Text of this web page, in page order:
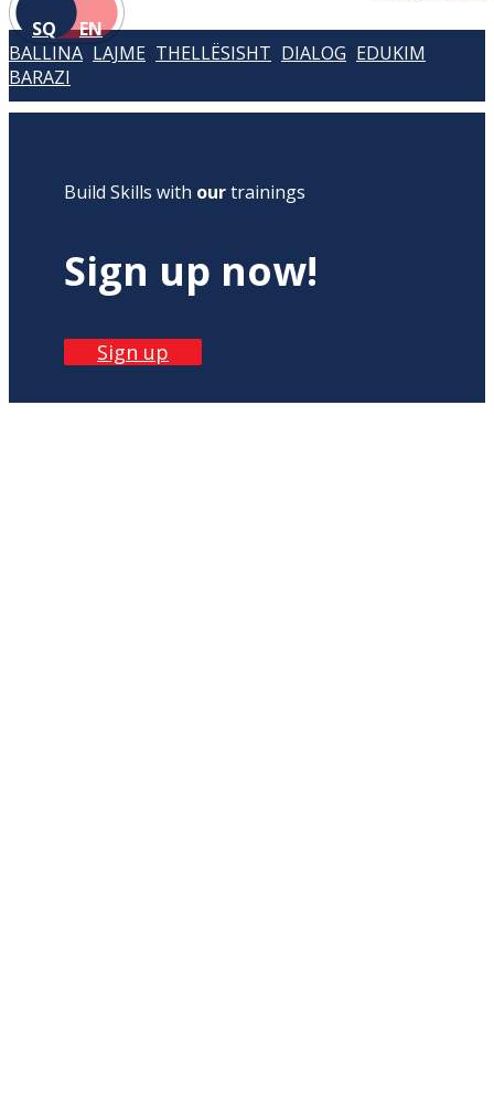
SQ EN
BALLINA LAJME THELLËSISHT DIALOG EDUKIM
BARAZI
Build Skills with ourtrainings
Sign up now!
Sign up